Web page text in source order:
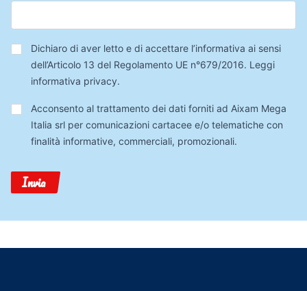
Privacy*
Dichiaro di aver letto e di accettare l’informativa ai sensi
dell’Articolo 13 del Regolamento UE n°679/2016. Leggi
informativa privacy.
Trattamento
Dati
Acconsento al trattamento dei dati forniti ad Aixam Mega
Italia srl per comunicazioni cartacee e/o telematiche con
finalità informative, commerciali, promozionali.
Invia